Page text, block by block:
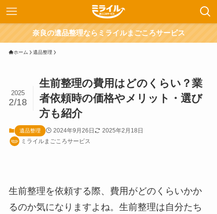
奈良の遺品整理ならミライルまごころサービス
ホーム 遺品整理
生前整理の費用はどのくらい？業
者依頼時の価格やメリット・選び
方も紹介
2025
2/18
遺品整理 2024年9月26日
2025年2月18日
ミライルまごころサービス
生前整理を依頼する際、費用がどのくらいかか
るのか気になりますよね。生前整理は自分たち